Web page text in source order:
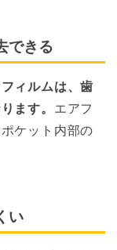
できる
ィルムは、歯
ます。 エアフ
ケット内部の
い